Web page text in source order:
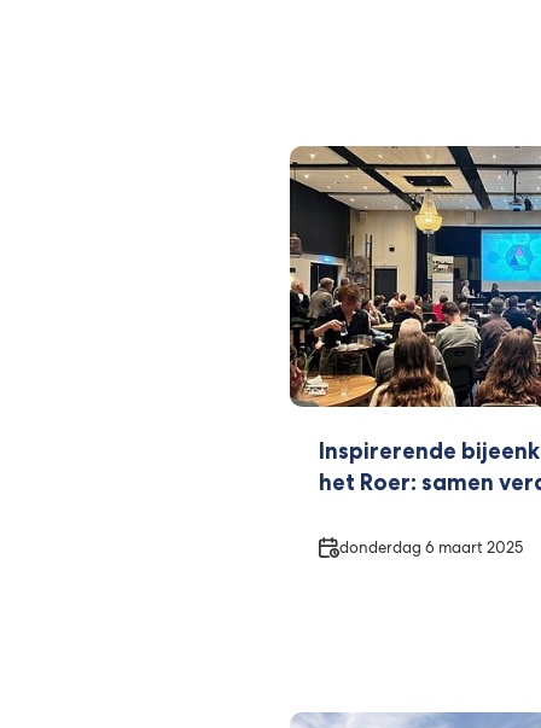
Inspirerende
het Roer: samen
Datum
donderdag 6 maart 2025